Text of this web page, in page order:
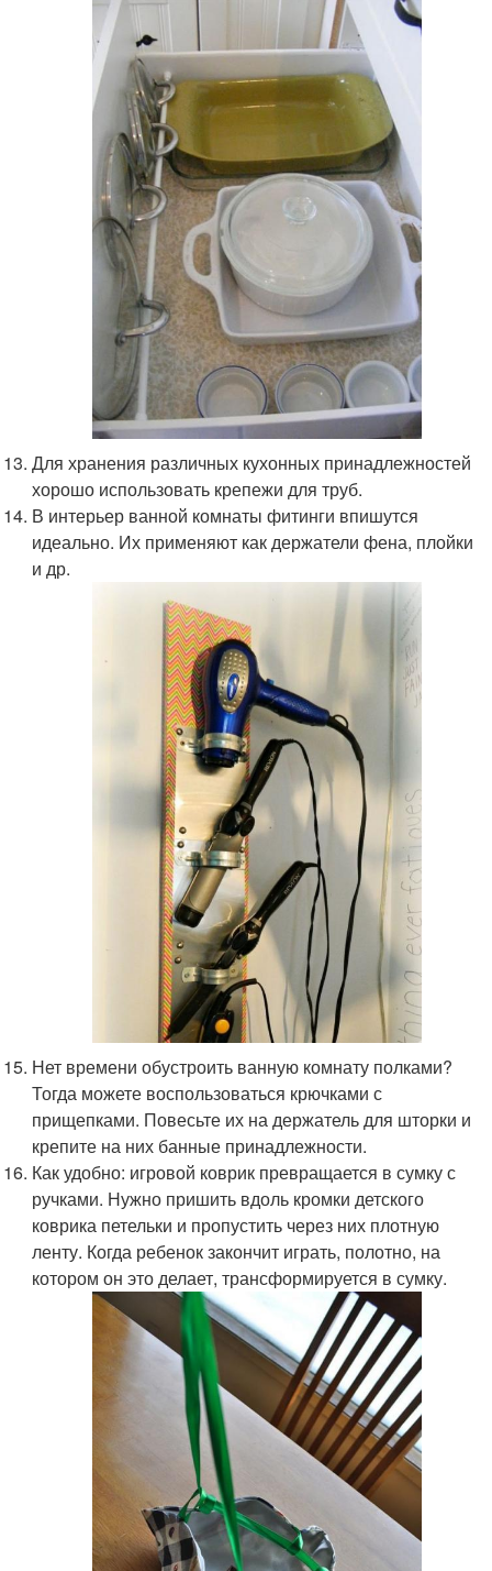
Для хранения различных кухонных принадлежностей
хорошо использовать крепежи для труб.
В интерьер ванной комнаты фитинги впишутся
идеально. Их применяют как держатели фена, плойки
и др.
Нет времени обустроить ванную комнату полками?
Тогда можете воспользоваться крючками с
прищепками. Повесьте их на держатель для шторки и
крепите на них банные принадлежности.
Как удобно: игровой коврик превращается в сумку с
ручками. Нужно пришить вдоль кромки детского
коврика петельки и пропустить через них плотную
ленту. Когда ребенок закончит играть, полотно, на
котором он это делает, трансформируется в сумку.